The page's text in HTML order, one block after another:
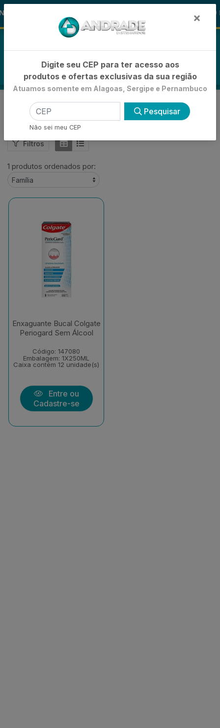
ALOHA 🪞
PERIOGARD
VOLTAR
INÍCIO PERIOGARD
Filtros
1 produtos ordenados por:
Enxaguante Bucal Colgate
Periogard Sem Álcool
Código: 147080
Embalagem: 1X250ML
Caixa contém 12 unidade(s)
Entre ou
Cadastre-se
×
Digite seu CEP para ter acesso aos
produtos e ofertas exclusivas da sua região
Atuamos somente em Alagoas, Sergipe e Pernambuco
Pesquisar
Não sei meu CEP